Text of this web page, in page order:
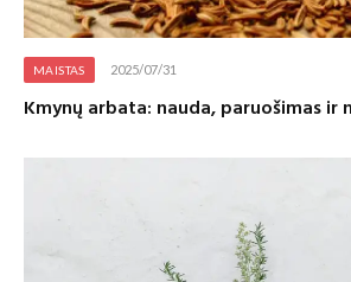
MAISTAS 2025/07/31
Kmynų arbata: nauda, paruošimas ir